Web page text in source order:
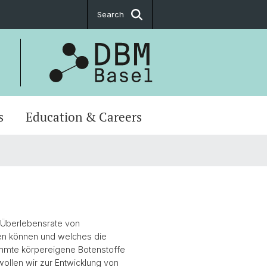
Search
Education & Careers
von
können und welches die
körpereigene Botenstoffe
wir zur Entwicklung von